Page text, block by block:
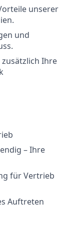
unserer
und
Ihre
– Ihre
für Vertrieb
Auftreten